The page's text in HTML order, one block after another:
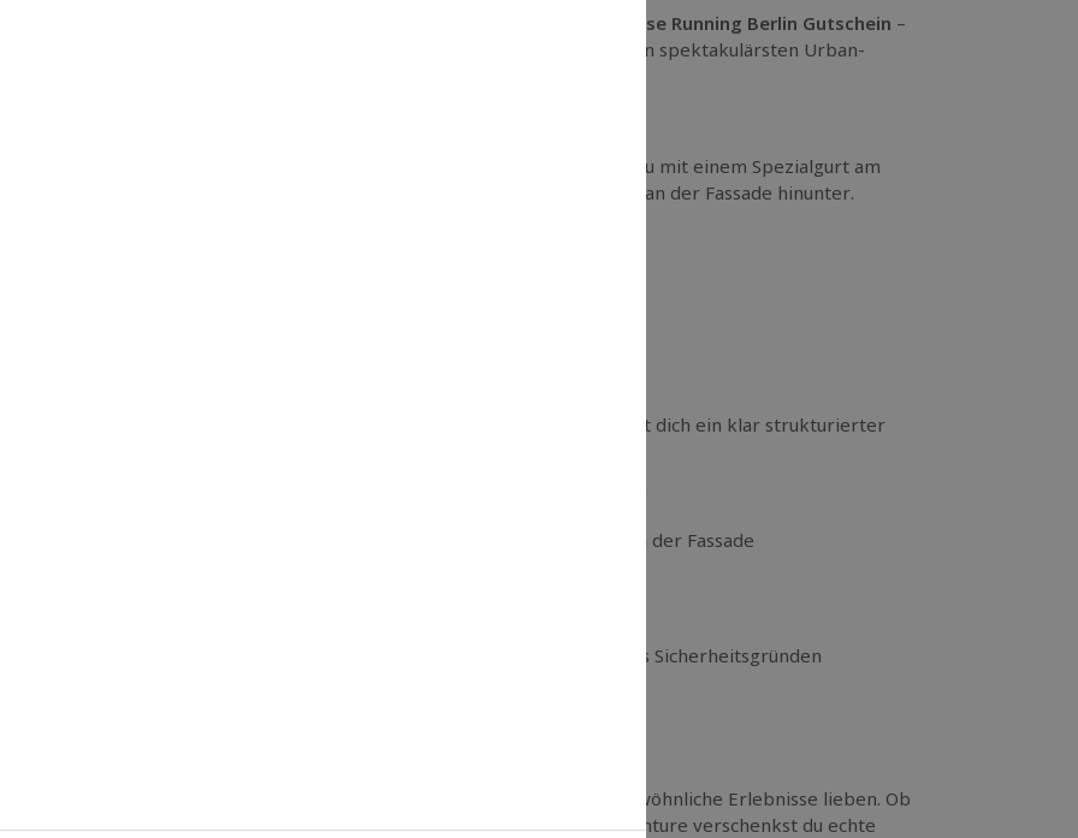
House Running Berlin Gutschein –
Erlebnis verbindet Nervenkitzel mit echtem Großstadtflair und zählt zu den spektakulärsten Urban-
Running ist ein gesicherter Vertikallauf an einer Hausfassade. Dabei wirst du mit einem Spezialgurt am
befestigt, kippst kontrolliert über die Dachkante und läufst senkrecht an der Fassade hinunter.
sicher und reibungslos abläuft, erwartet dich ein klar strukturierter
Kontrolliertes Abkippen über die Dachkante und vertikales Laufen an der Fassade
Je nach Standort gelten Mindest- und Höchstgrenzen aus Sicherheitsgründen
ist das ideale Geschenk für alle, die außergewöhnliche Erlebnisse lieben. Ob
Jubiläum oder als besondere Überraschung – mit diesem Urban Adventure verschenkst du echte